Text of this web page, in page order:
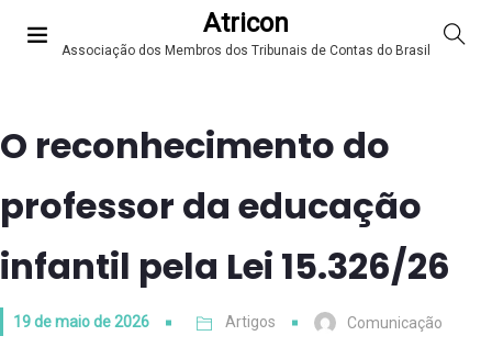
Atricon
Associação dos Membros dos Tribunais de Contas do Brasil
O reconhecimento do
professor da educação
infantil pela Lei 15.326/26
19 de maio de 2026 Artigos Comunicação